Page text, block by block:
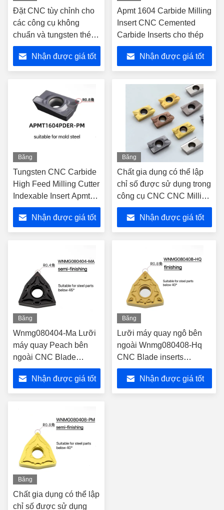
hình
Đặt CNC tùy chỉnh cho
các công cụ không
chuẩn và tungsten thép
khoan
Nhận được giá tốt
Apmt 1604 Carbide Milling
Insert CNC Cemented
Carbide Inserts cho thép
Nhận được giá tốt
Băng
Tungsten CNC Carbide
High Feed Milling Cutter
Indexable Insert Apmt
1135 Pder Apmt 1604
Pder Carbide Công cụ
Nhận được giá tốt
Băng
hình
Chất gia dụng có thể lập
chỉ số được sử dụng trong
công cụ CNC CNC Milling
Blade Cemented Carbide
Cutter Machine Blade
Nhận được giá tốt
Băng
hình
Wnmg080404-Ma Lưỡi
máy quay Peach bên
ngoài CNC Blade
inserts indexable được
sử dụng trong công cụ
CNC
Nhận được giá tốt
Băng
hình
Lưỡi máy quay ngô bên
ngoài Wnmg080408-Hq
CNC Blade inserts
indexable được sử dụng
trong cnc tooling
Nhận được giá tốt
Băng
hình
Chất gia dụng có thể lập
chỉ số được sử dụng